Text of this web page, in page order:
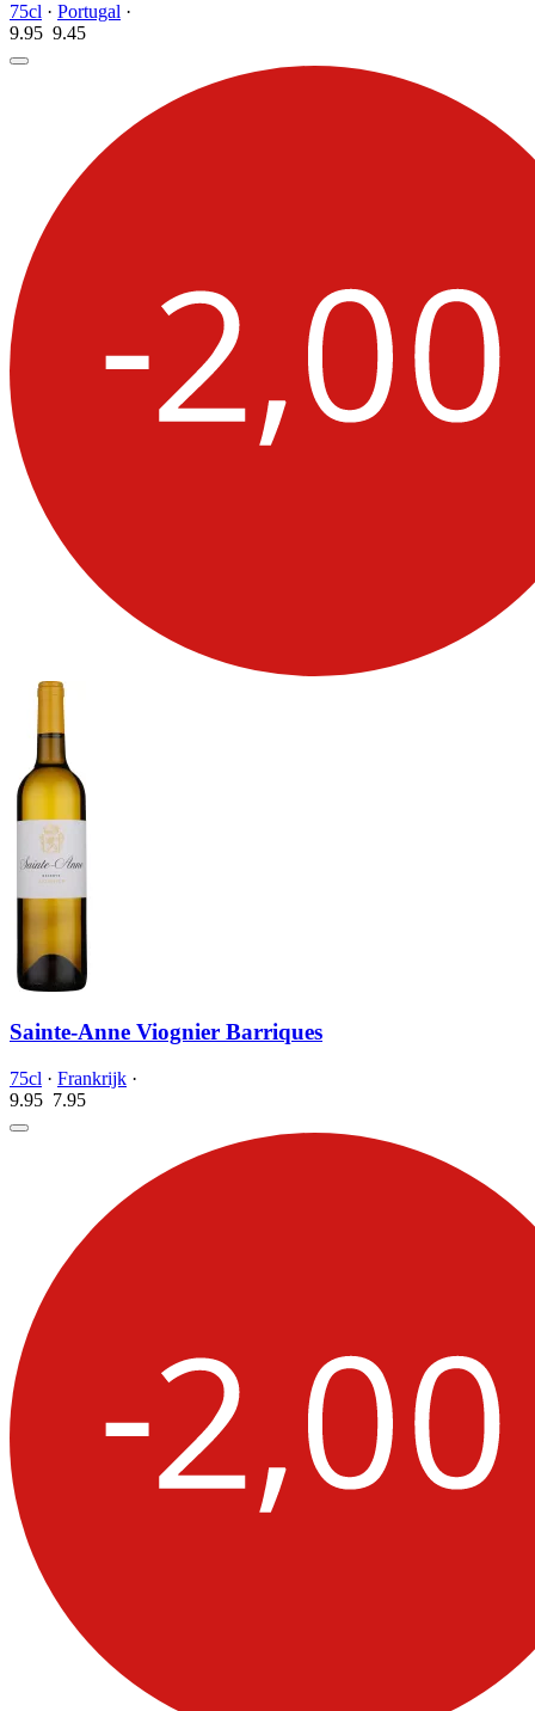
75cl · Portugal ·
9.95 9.45
Sainte-Anne Viognier Barriques
75cl · Frankrijk ·
9.95 7.95